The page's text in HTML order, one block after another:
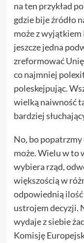
na ten przykład
gdzie bije źródło
może z wyjątkiem
jeszcze jedna
zreformować
co najmniej
poleskejpując.
wielką naiwność
bardziej
No, bo
może. Wielu w to
wybiera rząd,
większością w
odpowiednią
ustrojem decyzji.
wydaje z siebie
Komisję